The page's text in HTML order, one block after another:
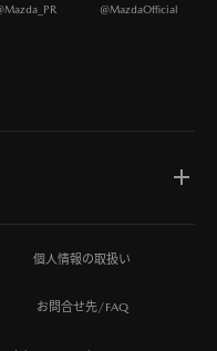
@MazdaOfficial
個人情報の取扱い
お問合せ先/FAQ